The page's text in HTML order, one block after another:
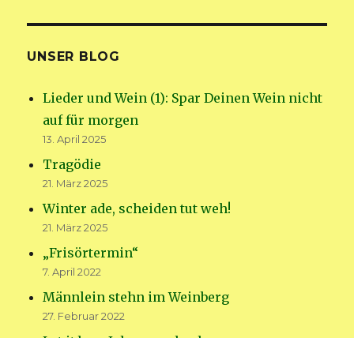
UNSER BLOG
Lieder und Wein (1): Spar Deinen Wein nicht
auf für morgen
13. April 2025
Tragödie
21. März 2025
Winter ade, scheiden tut weh!
21. März 2025
„Frisörtermin“
7. April 2022
Männlein stehn im Weinberg
27. Februar 2022